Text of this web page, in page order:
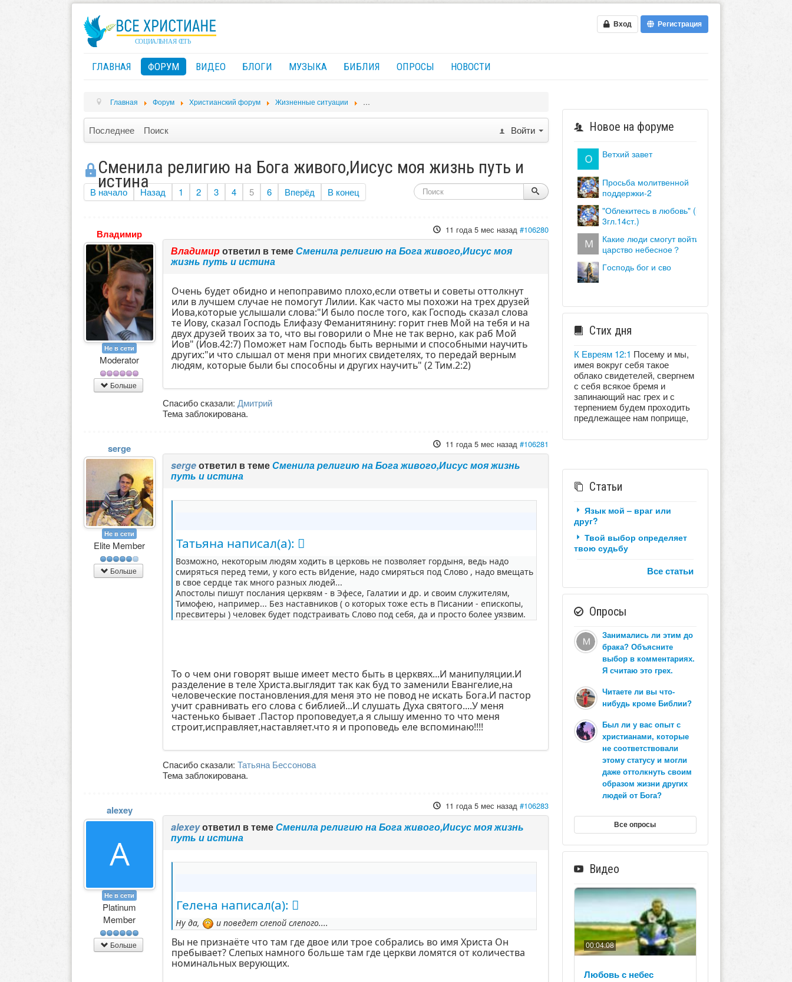
Вход Регистрация
ГЛАВНАЯ ФОРУМ ВИДЕО БЛОГИ МУЗЫКА БИБЛИЯ ОПРОСЫ НОВОСТИ
Главная Форум Христианский форум Жизненные ситуации Сменила религию на Бога живого,Иисус моя жизнь путь и истина
Последнее Поиск Войти
Сменила религию на Бога живого,Иисус моя жизнь путь и
истина
В начало Назад 1 2 3 4 5 6 Вперёд В конец
Владимир
Не в сети
Moderator
Больше
11 года 5 мес назад #106280
Владимирответил в темеСменила религию на Бога живого,Иисус моя
жизнь путь и истина
Очень будет обидно и непоправимо плохо,если ответы и советы оттолкнут
или в лучшем случае не помогут Лилии. Как часто мы похожи на трех друзей
Иова,которые услышали слова:"И было после того, как Господь сказал слова
те Иову, сказал Господь Елифазу Феманитянину: горит гнев Мой на тебя и на
двух друзей твоих за то, что вы говорили о Мне не так верно, как раб Мой
Иов" (Иов.42:7) Поможет нам Господь быть верными и способными научить
других:"и что слышал от меня при многих свидетелях, то передай верным
людям, которые были бы способны и других научить" (2 Тим.2:2)
Спасибо сказали:Дмитрий
Тема заблокирована.
serge
Не в сети
Elite Member
Больше
11 года 5 мес назад #106281
sergeответил в темеСменила религию на Бога живого,Иисус моя жизнь
путь и истина
Татьяна написал(а):
Возможно, некоторым людям ходить в церковь не позволяет гордыня, ведь надо
смиряться перед теми, у кого есть вИдение, надо смиряться под Слово , надо вмещать
в свое сердце так много разных людей...
Апостолы пишут послания церквям - в Эфесе, Галатии и др. и своим служителям,
Тимофею, например... Без наставников ( о которых тоже есть в Писании - епископы,
пресвитеры ) человек будет подстраивать Слово под себя, да и просто более уязвим.
То о чем они говорят выше имеет место быть в церквях...И манипуляции.И
разделение в теле Христа.выглядит так как буд то заменили Евангелие,на
человеческие постановления.для меня это не повод не искать Бога.И пастор
учит сравнивать его слова с библией...И слушать Духа святого....У меня
частенько бывает .Пастор проповедует,а я слышу именно то что меня
строит,исправляет,наставляет.что я и проповедь еле вспоминаю!!!!
Спасибо сказали:Татьяна Бессонова
Тема заблокирована.
alexey
Не в сети
Platinum
Member
Больше
11 года 5 мес назад #106283
alexeyответил в темеСменила религию на Бога живого,Иисус моя жизнь
путь и истина
Гелена написал(а):
Ну да, и поведет слепой слепого....
Вы не признаёте что там где двое или трое собрались во имя Христа Он
пребывает? Слепых намного больше там где церкви ломятся от количества
номинальных верующих.
Новое на форуме
ветхий завет
просьба молитвенной
поддержки-2
"облекитесь в любовь" (кол.
3гл.14ст.)
какие люди смогут войти в
царство небесное？
господь бог и сво
Стих дня
К Евреям 12:1 Посему и мы,
имея вокруг себя такое
облако свидетелей, свергнем
с себя всякое бремя и
запинающий нас грех и с
терпением будем проходить
предлежащее нам поприще,
Статьи
Язык мой – враг или
друг?
Твой выбор определяет
твою судьбу
Все статьи
Опросы
Занимались ли этим до
брака? Объясните
выбор в комментариях.
Я считаю это грех.
Читаете ли вы что-
нибудь кроме Библии?
Был ли у вас опыт с
христианами, которые
не соответствовали
этому статусу и могли
даже оттолкнуть своим
образом жизни других
людей от Бога?
Все опросы
Видео
00:04:08
Любовь с небес